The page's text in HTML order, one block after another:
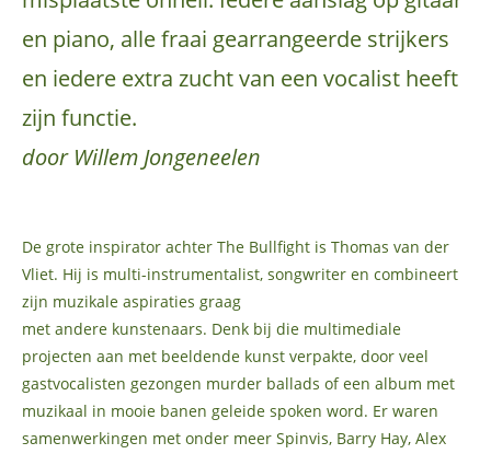
en piano, alle fraai gearrangeerde strijkers
en iedere extra zucht van een vocalist heeft
zijn functie.
door Willem Jongeneelen
De grote inspirator achter The Bullfight is Thomas van der
Vliet. Hij is multi-instrumentalist, songwriter en combineert
zijn muzikale aspiraties graag
met andere kunstenaars. Denk bij die multimediale
projecten aan met beeldende kunst verpakte, door veel
gastvocalisten gezongen murder ballads of een album met
muzikaal in mooie banen geleide spoken word. Er waren
samenwerkingen met onder meer Spinvis, Barry Hay, Alex